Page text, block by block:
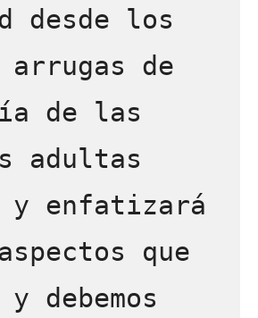
desde los
de
de las
adultas
y enfatizará
que
y debemos